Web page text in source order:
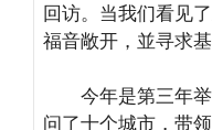
回访。当我们看见
福音敞开，並寻求
今年是第三年举
问了十个城市，带